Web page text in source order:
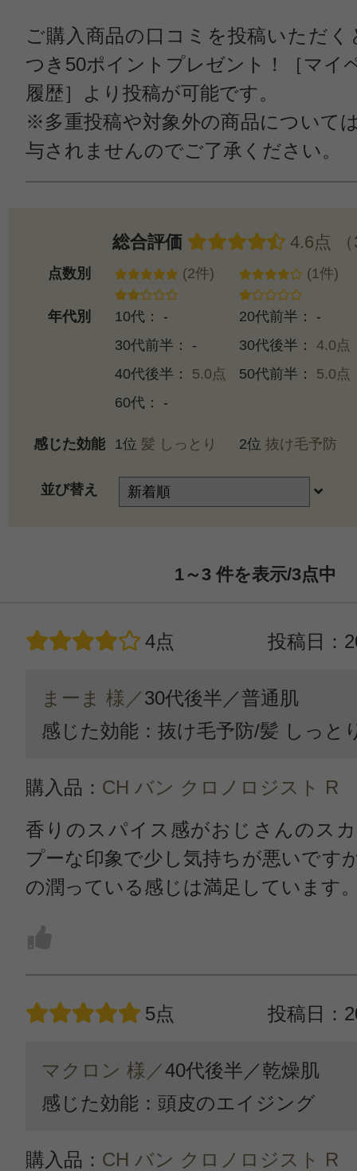
ご購入商品の口コミを投稿いただく
つき50ポイントプレゼント！［マイ
履歴］より投稿が可能です。
※多重投稿や対象外の商品について
与されませんのでご了承ください。
総合評価 4.6点
点数別 (2件) (1件)
年代別 10代： -
20代前半： -
30代前半： -
30代後半： 4.0点
40代後半： 5.0点 50代前半： 5.0点
60代： -
感じた効能 1位 髪 しっとり 2位 抜け毛予防
並び替え
1～3件を表示/3点中
4点 投稿日：
まーま 様／30代後半／普通肌
感じた効能：抜け毛予防/髪 しっと
購入品： CH バン クロノロジスト R
香りのスパイス感がおじさんのス
プーな印象で少し気持ちが悪いです
の潤っている感じは満足しています
5点 投稿日：
マクロン 様／40代後半／乾燥肌
感じた効能：頭皮のエイジング
購入品： CH バン クロノロジスト R